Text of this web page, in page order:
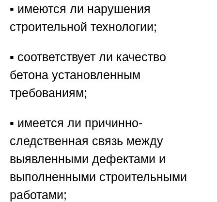
▪️ имеются ли нарушения
строительной технологии;
▪️ соответствует ли качество
бетона установленным
требованиям;
▪️ имеется ли причинно-
следственная связь между
выявленными дефектами и
выполненными строительными
работами;